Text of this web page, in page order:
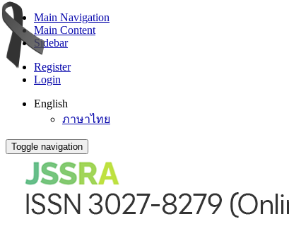
Main Navigation
Main Content
Sidebar
Register
Login
English
ภาษาไทย
Toggle navigation